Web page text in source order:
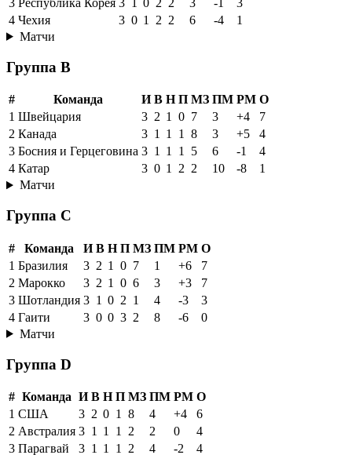
3 Республика Корея 3 0 2 2 3 -1
3
4 Чехия 3 0 1 2 2 6 -4
1
Матчи
Группа B
# Команда И В Н П МЗ ПМ РМ О
1 Швейцария 3 2 1 0 7 3 +4
7
2 Канада 3 1 1 1 8 3 +5
4
3 Босния и Герцеговина 3 1 1 1 5 6 -1
4
4 Катар 3 0 1 2 2 10 -8
1
Матчи
Группа C
# Команда И В Н П МЗ ПМ РМ О
1 Бразилия 3 2 1 0 7 1 +6
7
2 Марокко 3 2 1 0 6 3 +3
7
3 Шотландия 3 1 0 2 1 4 -3
3
4 Гаити 3 0 0 3 2 8 -6
0
Матчи
Группа D
# Команда И В Н П МЗ ПМ РМ О
1 США 3 2 0 1 8 4 +4
6
2 Австралия 3 1 1 1 2 2 0
4
3 Парагвай 3 1 1 1 2 4 -2
4